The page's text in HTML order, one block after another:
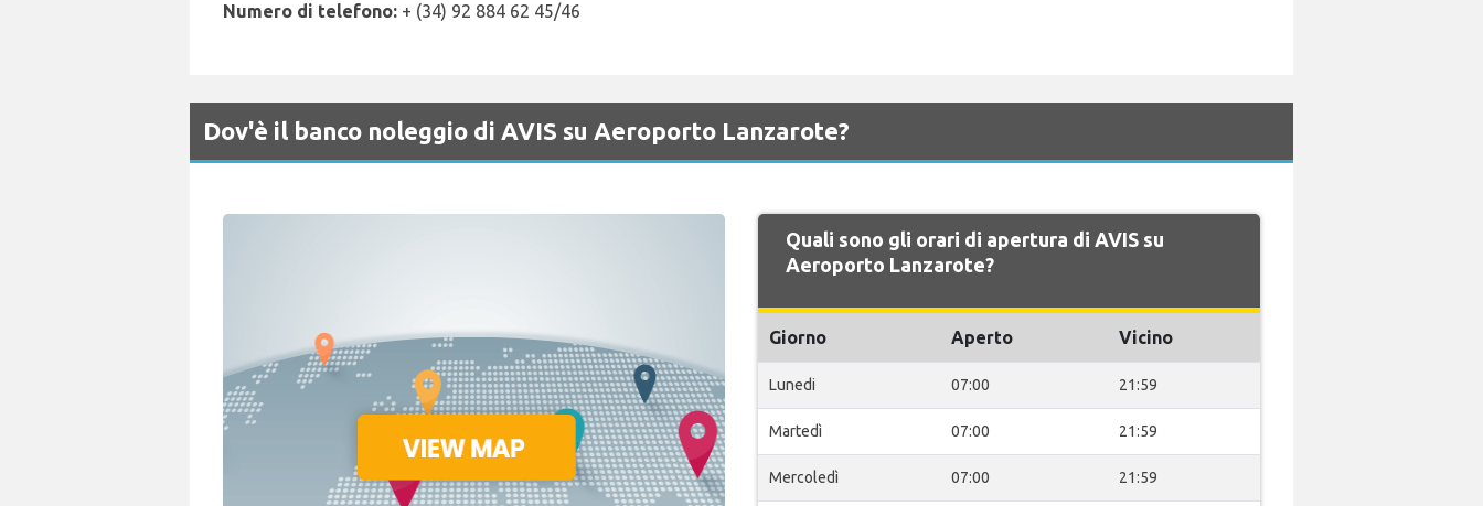
Numero di telefono: + (34) 92 884 62 45/46
Dov'è il banco noleggio di AVIS su Aeroporto Lanzarote?
Quali sono gli orari di apertura di AVIS su
Aeroporto Lanzarote?
Giorno Aperto Vicino
Lunedi 07:00 21:59
Martedì 07:00 21:59
Mercoledì 07:00 21:59